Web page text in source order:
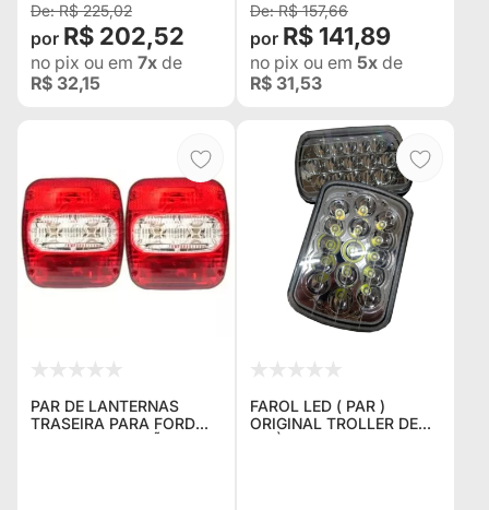
R$ 225,02
R$ 202,52
no pix ou em 7x de
R$ 32,15
R$ 157,66
R$ 141,89
no pix ou em 5x de
R$ 31,53
PAR DE LANTERNAS
TRASEIRA PARA FORD
CARGO CAMINHÃO VW
FAROL LED ( PAR )
ORIGINAL TROLLER DE
99 À 02, BANDEIRANTE,